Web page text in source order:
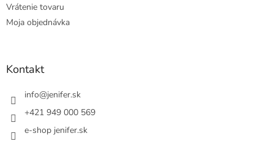
Vrátenie tovaru
Moja objednávka
Kontakt
info@jenifer.sk
+421 949 000 569
e-shop jenifer.sk